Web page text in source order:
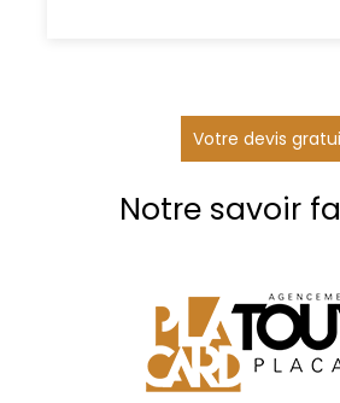
Votre devis
Notre savoir